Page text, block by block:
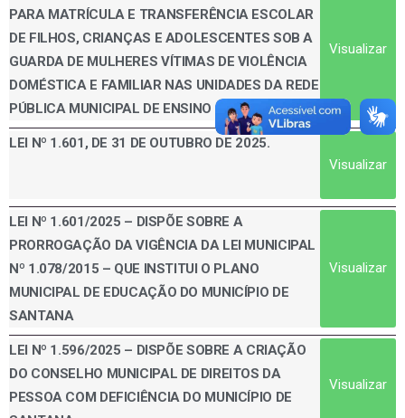
PARA MATRÍCULA E TRANSFERÊNCIA ESCOLAR
DE FILHOS, CRIANÇAS E ADOLESCENTES SOB A
GUARDA DE MULHERES VÍTIMAS DE VIOLÊNCIA
DOMÉSTICA E FAMILIAR NAS UNIDADES DA REDE
PÚBLICA MUNICIPAL DE ENSINO DE SANTANA
Visualizar
LEI Nº 1.601, DE 31 DE OUTUBRO DE 2025.
Visualizar
LEI Nº 1.601/2025 – DISPÕE SOBRE A
PRORROGAÇÃO DA VIGÊNCIA DA LEI MUNICIPAL
Nº 1.078/2015 – QUE INSTITUI O PLANO
MUNICIPAL DE EDUCAÇÃO DO MUNICÍPIO DE
SANTANA
Visualizar
LEI Nº 1.596/2025 – DISPÕE SOBRE A CRIAÇÃO
DO CONSELHO MUNICIPAL DE DIREITOS DA
PESSOA COM DEFICIÊNCIA DO MUNICÍPIO DE
Visualizar